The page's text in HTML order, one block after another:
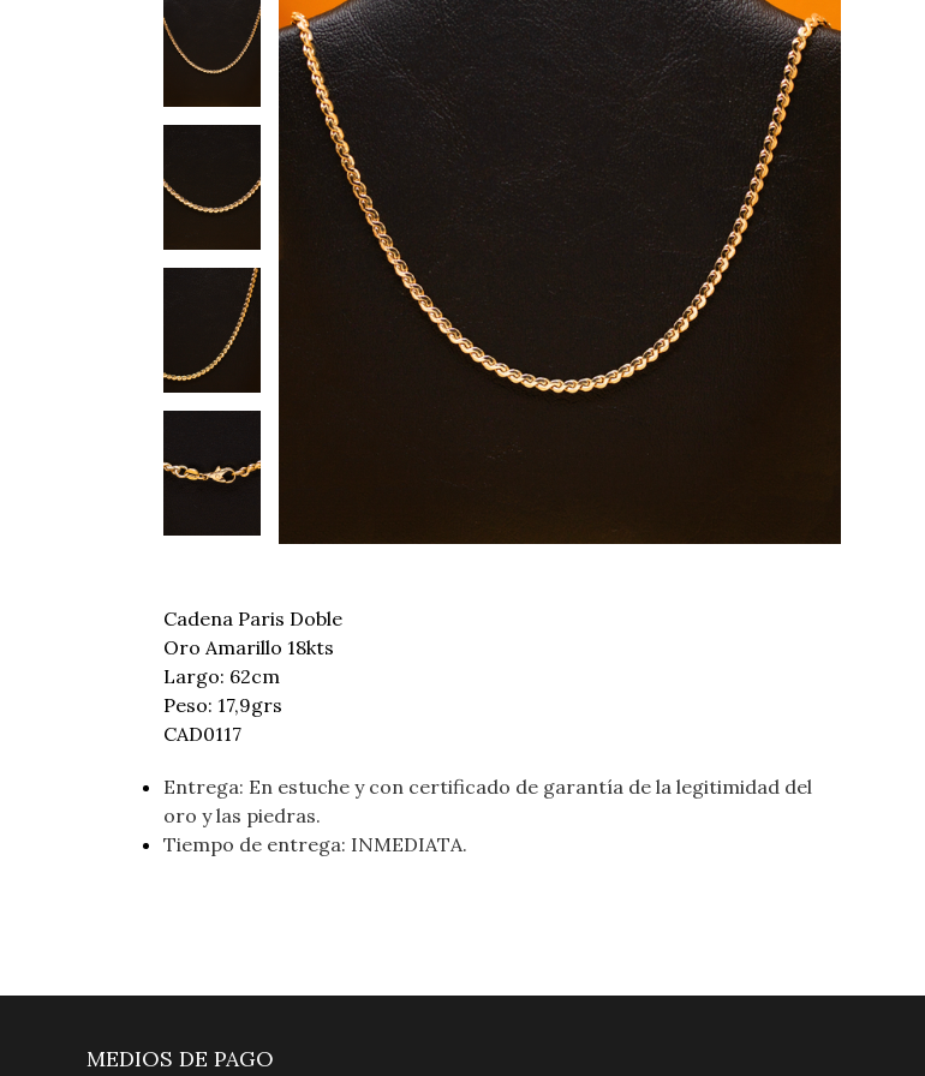
Cadena Paris Doble
Oro Amarillo 18kts
Largo: 62cm
Peso: 17,9grs
CAD0117
Entrega: En estuche y con certificado de garantía de la legitimidad del
oro y las piedras.
Tiempo de entrega: INMEDIATA.
MEDIOS DE PAGO